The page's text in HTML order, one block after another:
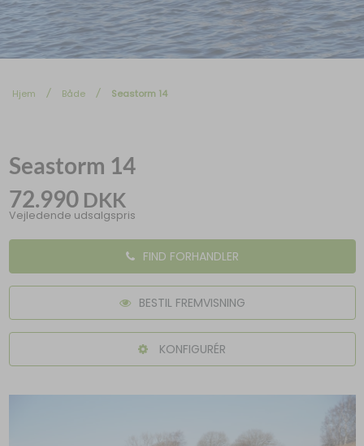
Hjem Både Seastorm 14
FIND FORHANDLER
BESTIL FREMVISNING
KONFIGURÉR
Seastorm 14
72.990 DKK
Vejledende udsalgspris